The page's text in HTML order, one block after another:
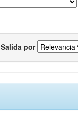
Salida por